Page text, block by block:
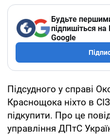
Будьте
підпишіться
Google
Підсудного у справі
Краснощока ніхто в
підкупити. Про це
управління ДПтС